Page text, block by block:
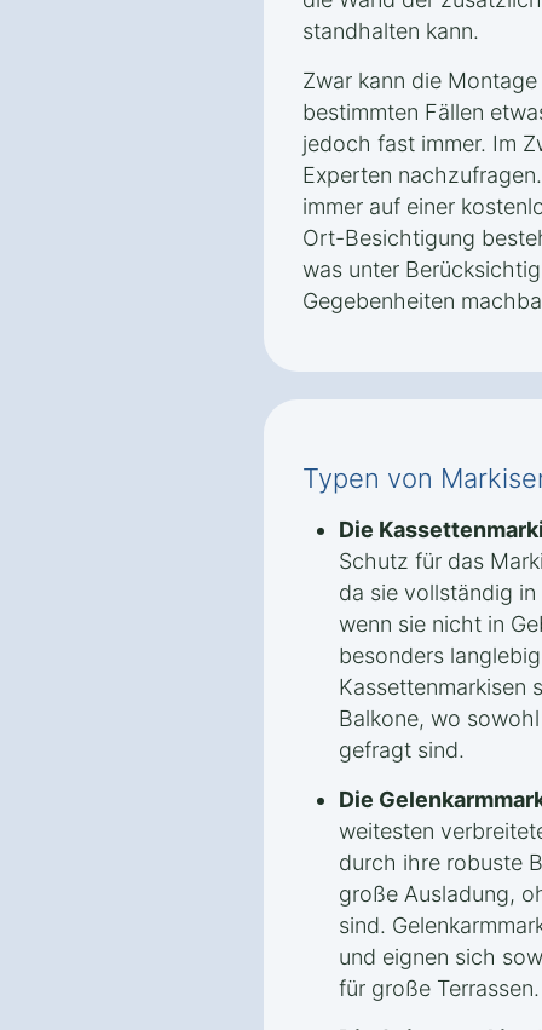
standhalten kann.
Zwar kann die
bestimmten Fällen
jedoch fast immer. Im
Experten
immer auf einer
Ort-Besichtigung
was unter
Gegebenheiten
Typen von
Die
Schutz für das
da sie vollständig
wenn sie nicht in
besonders
Kassettenmarkisen
Balkone, wo
gefragt sind.
Die
weitesten
durch ihre robuste
große Ausladung,
sind.
und eignen sich
für große Terrassen.